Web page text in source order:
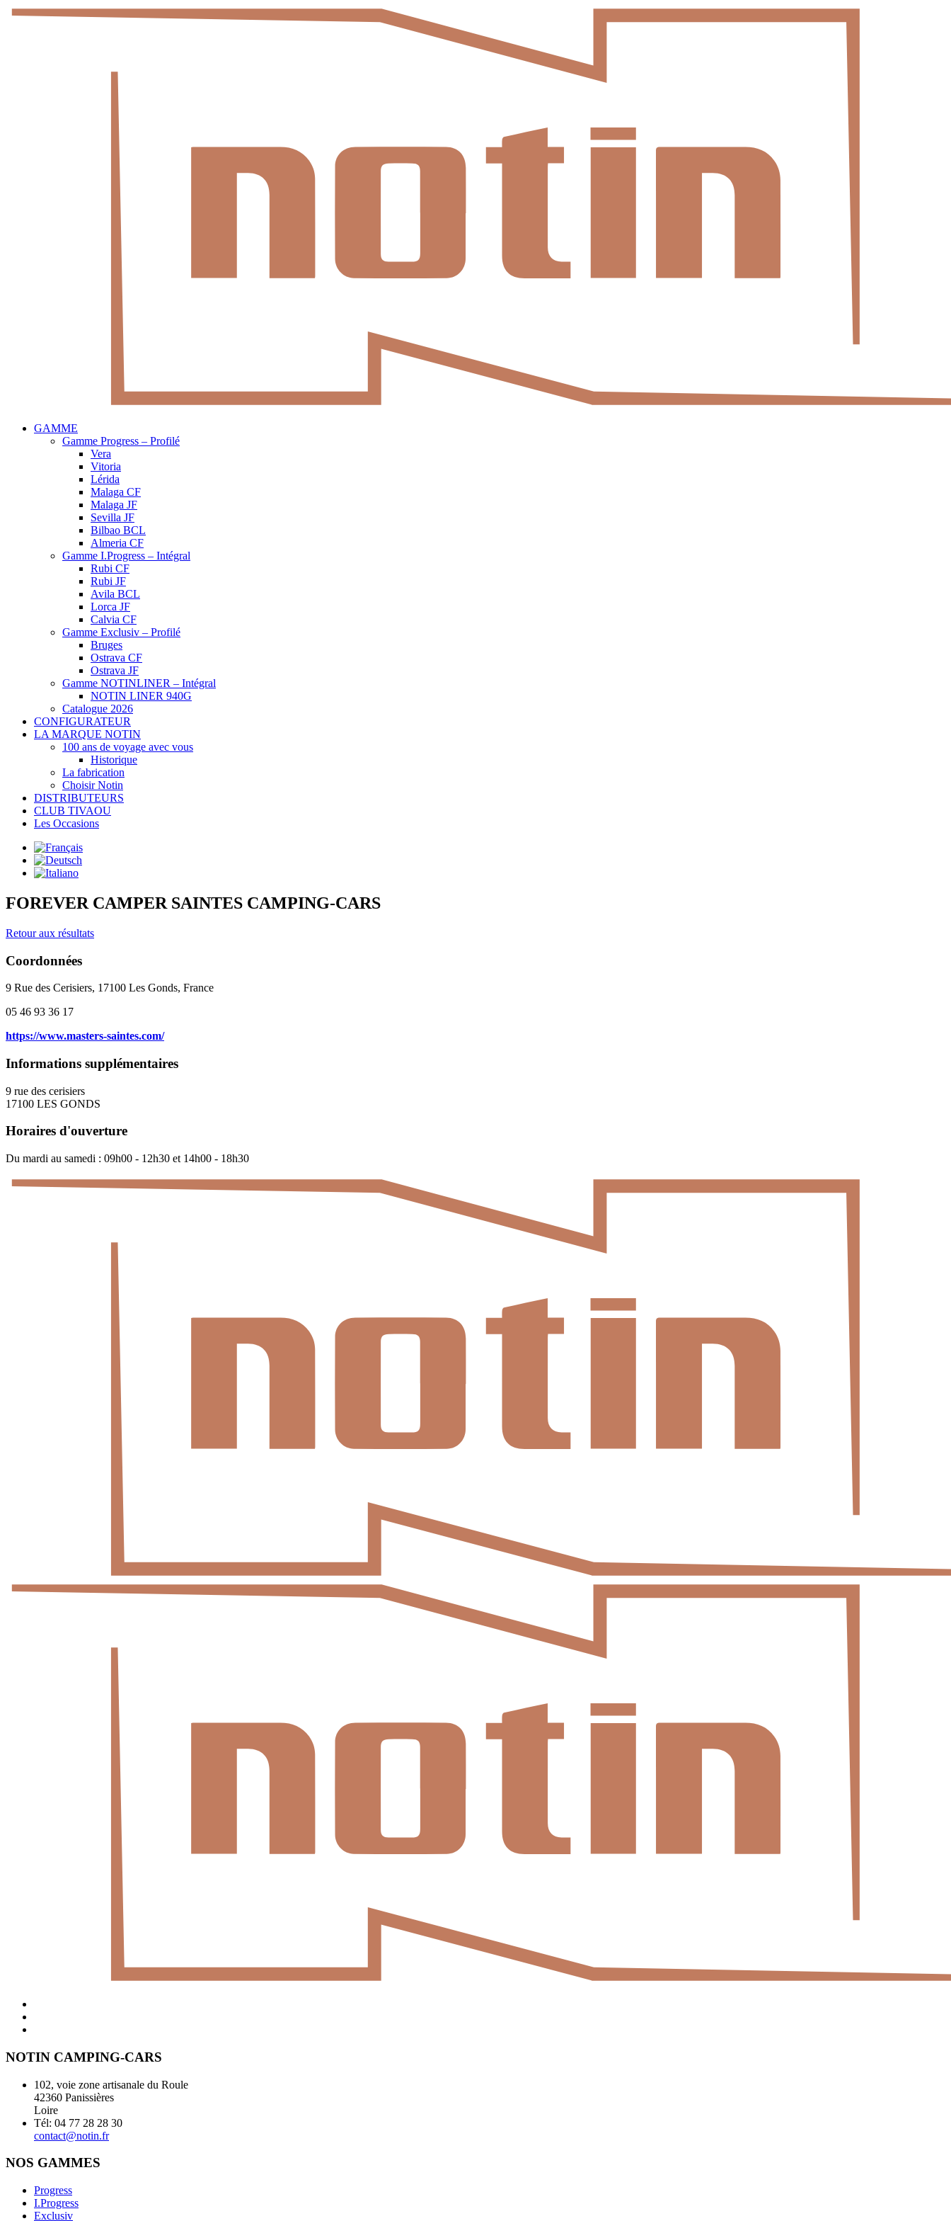
GAMME
Gamme Progress – Profilé
Vera
Vitoria
Lérida
Malaga CF
Malaga JF
Sevilla JF
Bilbao BCL
Almeria CF
Gamme I.Progress – Intégral
Rubi CF
Rubi JF
Avila BCL
Lorca JF
Calvia CF
Gamme Exclusiv – Profilé
Bruges
Ostrava CF
Ostrava JF
Gamme NOTINLINER – Intégral
NOTIN LINER 940G
Catalogue 2026
CONFIGURATEUR
LA MARQUE NOTIN
100 ans de voyage avec vous
Historique
La fabrication
Choisir Notin
DISTRIBUTEURS
CLUB TIVAOU
Les Occasions
FOREVER CAMPER SAINTES CAMPING-CARS
Retour aux résultats
Coordonnées
9 Rue des Cerisiers, 17100 Les Gonds, France
05 46 93 36 17
https://www.masters-saintes.com/
Informations supplémentaires
9 rue des cerisiers
17100 LES GONDS
Horaires d'ouverture
Du mardi au samedi : 09h00 - 12h30 et 14h00 - 18h30
NOTIN CAMPING-CARS
102, voie zone artisanale du Roule
42360 Panissières
Loire
Tél: 04 77 28 28 30
contact@notin.fr
NOS GAMMES
Progress
I.Progress
Exclusiv